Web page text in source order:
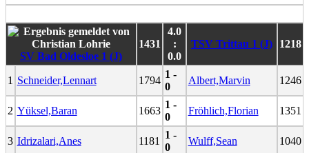
SV Bad Oldesloe 1 (J)
1431
4.0
:
0.0
TSV Trittau 1 (J) 1218
1 Schneider,Lennart 1794
1 -
0
Albert,Marvin 1246
2 Yüksel,Baran 1663
1 -
0
Fröhlich,Florian 1351
3 Idrizalari,Anes 1181
1 -
0
Wulff,Sean 1040